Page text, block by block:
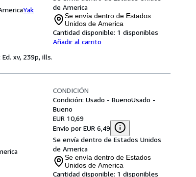
Yak
de America
Se envía dentro de Estados
Unidos de America
Cantidad disponible: 1 disponibles
Añadir al carrito
xv, 239p, ills.
CONDICIÓN
Condición: Usado - BuenoUsado -
Bueno
EUR 10,69
Envío por EUR 6,49
Se envía dentro de Estados Unidos
de America
Se envía dentro de Estados
Unidos de America
Cantidad disponible: 1 disponibles